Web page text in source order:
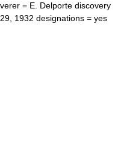
= E. Delporte discovery
1932 designations = yes